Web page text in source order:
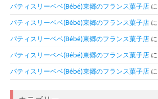
パティスリーベベ(Bébé)東郷のフランス菓子店 に
パティスリーベベ(Bébé)東郷のフランス菓子店 に
パティスリーベベ(Bébé)東郷のフランス菓子店 に
パティスリーベベ(Bébé)東郷のフランス菓子店 に
パティスリーベベ(Bébé)東郷のフランス菓子店 に